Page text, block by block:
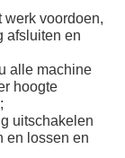
werk voordoen,
afsluiten en
alle machine
hoogte
uitschakelen
en lossen en